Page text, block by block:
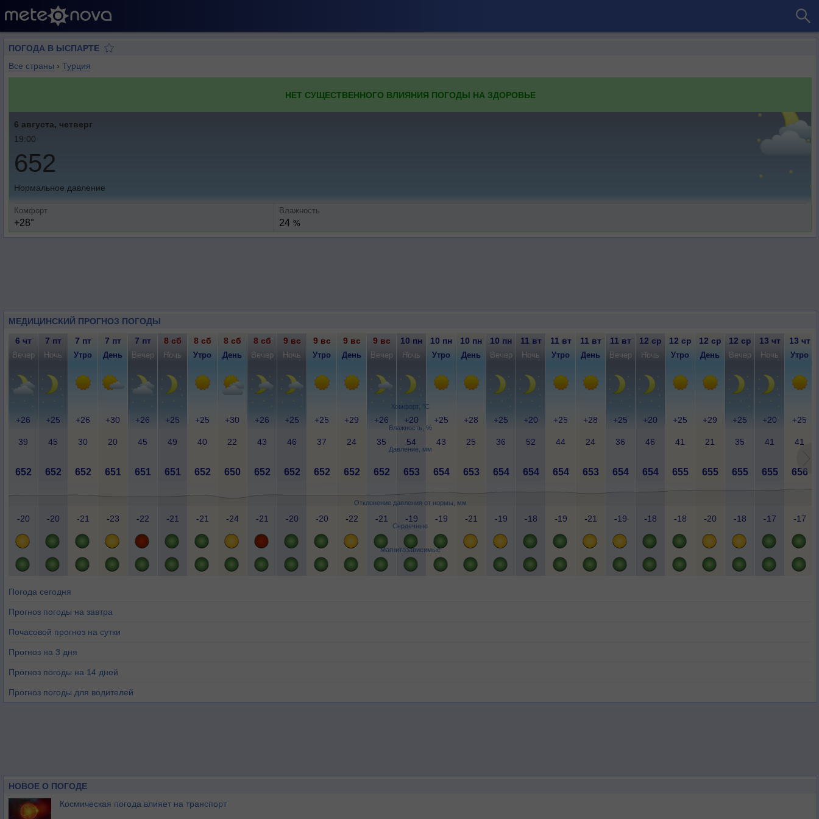
ПОГОДА В ЫСПАРТЕ
Все страны › Турция
НЕТ СУЩЕСТВЕННОГО ВЛИЯНИЯ ПОГОДЫ НА ЗДОРОВЬЕ
6 августа, четверг
19:00
652
Нормальное давление
Комфорт
+28°
Влажность
24 %
МЕДИЦИНСКИЙ ПРОГНОЗ ПОГОДЫ
Комфорт, °C
Влажность, %
Давление, мм
Отклонение давления от нормы, мм
Сердечные
Магнитозависимые
6 чт 7 пт 7 пт 7 пт 7 пт 8 сб 8 сб 8 сб 8 сб 9 вс 9 вс 9 вс 9 вс 10 пн 10 пн 10 пн 10 пн 11 вт 11 вт 11 вт 11 вт 12 ср 12 ср 12 ср 12 ср 13 чт 13 чт
Вечер Ночь Утро День Вечер Ночь Утро День Вечер Ночь Утро День Вечер Ночь Утро День Вечер Ночь Утро День Вечер Ночь Утро День Вечер Ночь Утро
+26 +25 +26 +30 +26 +25 +25 +30 +26 +25 +25 +29 +26 +20 +25 +28 +25 +20 +25 +28 +25 +20 +25 +29 +25 +20 +25
39 45 30 20 45 49 40 22 43 46 37 24 35 54 43 25 36 52 44 24 36 46 41 21 35 41 41
652 652 652 651 651 651 652 650 652 652 652 652 652 653 654 653 654 654 654 653 654 654 655 655 655 655 656
-20 -20 -21 -23 -22 -21 -21 -24 -21 -20 -20 -22 -21 -19 -19 -21 -19 -18 -19 -21 -19 -18 -18 -20 -18 -17 -17
Погода сегодня
Прогноз погоды на завтра
Почасовой прогноз на сутки
Прогноз на 3 дня
Прогноз погоды на 14 дней
Прогноз погоды для водителей
НОВОЕ О ПОГОДЕ
Космическая погода влияет на транспорт